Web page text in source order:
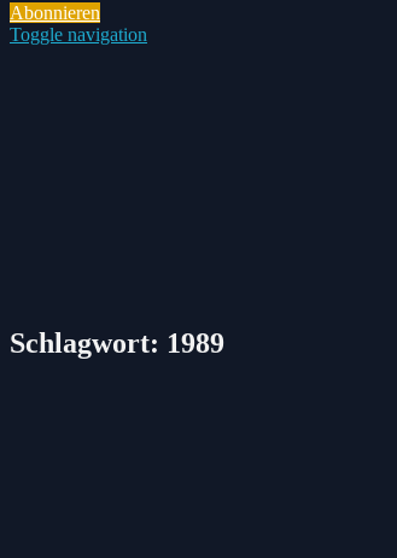
Abonnieren
Toggle navigation
Schlagwort: 1989